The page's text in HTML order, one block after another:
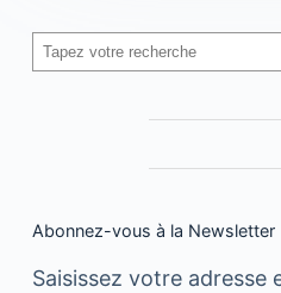
Rechercher
Abonnez-vous à la Newsletter
Saisissez votre adresse